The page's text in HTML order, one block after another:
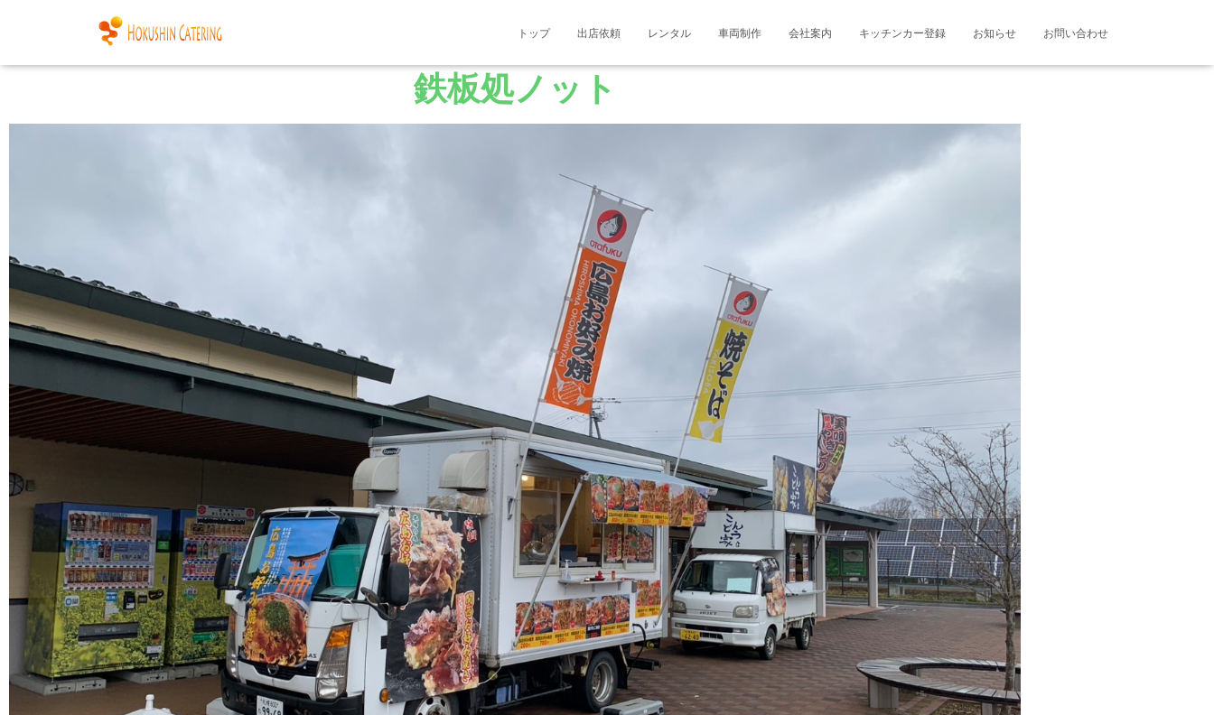
トップ 出店依頼 レンタル 車両制作 会社案内 キッチンカー登録 お知らせ お問い合わせ
鉄板処ノット